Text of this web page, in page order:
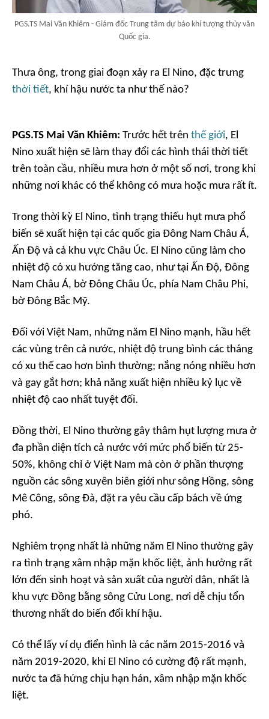
PGS.TS Mai Văn Khiêm - Giám đốc Trung tâm dự báo khí tượng thủy văn
Quốc gia.
Thưa ông, trong giai đoạn xảy ra El Nino, đặc trưng
thời tiết, khí hậu nước ta như thế nào?
PGS.TS Mai Văn Khiêm: Trước hết trên thế giới, El
Nino xuất hiện sẽ làm thay đổi các hình thái thời tiết
trên toàn cầu, nhiều mưa hơn ở một số nơi, trong khi
những nơi khác có thể không có mưa hoặc mưa rất ít.
Trong thời kỳ El Nino, tình trạng thiếu hụt mưa phổ
biến sẽ xuất hiện tại các quốc gia Đông Nam Châu Á,
Ấn Độ và cả khu vực Châu Úc. El Nino cũng làm cho
nhiệt độ có xu hướng tăng cao, như tại Ấn Độ, Đông
Nam Châu Á, bờ Đông Châu Úc, phía Nam Châu Phi,
bờ Đông Bắc Mỹ.
Đối với Việt Nam, những năm El Nino mạnh, hầu hết
các vùng trên cả nước, nhiệt độ trung bình các tháng
có xu thế cao hơn bình thường; nắng nóng nhiều hơn
và gay gắt hơn; khả năng xuất hiện nhiều kỷ lục về
nhiệt độ cao nhất tuyệt đối.
Đồng thời, El Nino thường gây thâm hụt lượng mưa ở
đa phần diện tích cả nước với mức phổ biến từ 25-
50%, không chỉ ở Việt Nam mà còn ở phần thượng
nguồn các sông xuyên biên giới như sông Hồng, sông
Mê Công, sông Đà, đặt ra yêu cầu cấp bách về ứng
phó.
Nghiêm trọng nhất là những năm El Nino thường gây
ra tình trạng xâm nhập mặn khốc liệt, ảnh hưởng rất
lớn đến sinh hoạt và sản xuất của người dân, nhất là
khu vực Đồng bằng sông Cửu Long, nơi dễ chịu tổn
thương nhất do biến đổi khí hậu.
Có thể lấy ví dụ điển hình là các năm 2015-2016 và
năm 2019-2020, khi El Nino có cường độ rất mạnh,
nước ta đã hứng chịu hạn hán, xâm nhập mặn khốc
liệt.